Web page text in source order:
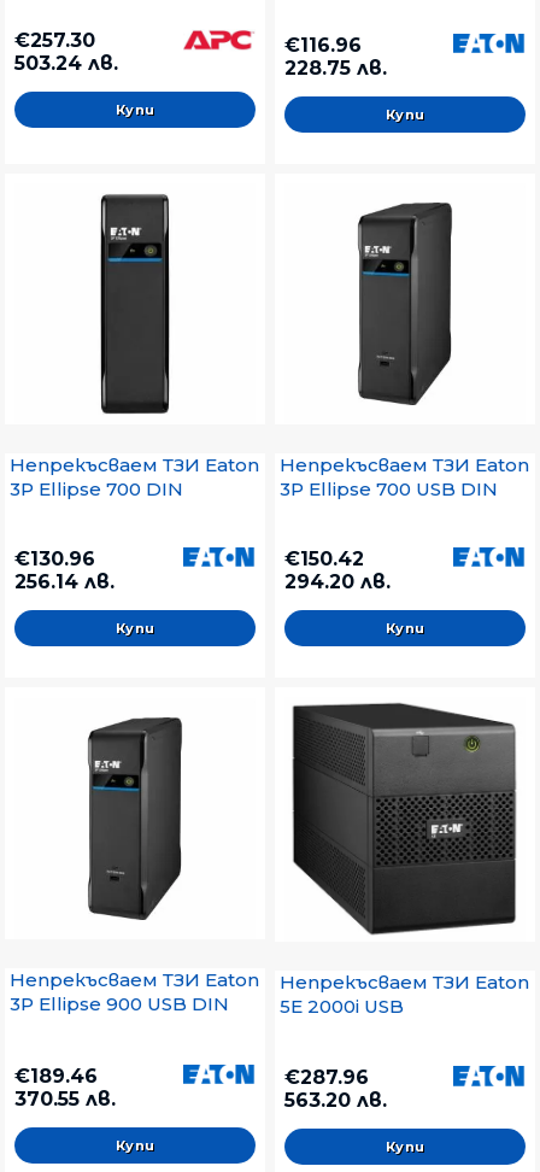
€257.30
503.24 лв.
€116.96
228.75 лв.
Непрекъсваем ТЗИ Eaton
3P Ellipse 700 DIN
€130.96
256.14 лв.
Непрекъсваем ТЗИ Eaton
3P Ellipse 700 USB DIN
€150.42
294.20 лв.
Непрекъсваем ТЗИ Eaton
3P Ellipse 900 USB DIN
€189.46
370.55 лв.
Непрекъсваем ТЗИ Eaton
5E 2000i USB
€287.96
563.20 лв.